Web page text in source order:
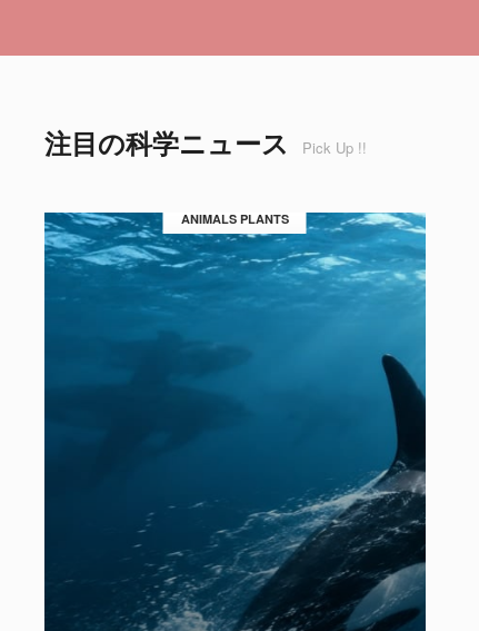
注目の科学ニュース Pick Up !!
ANIMALS PLANTS